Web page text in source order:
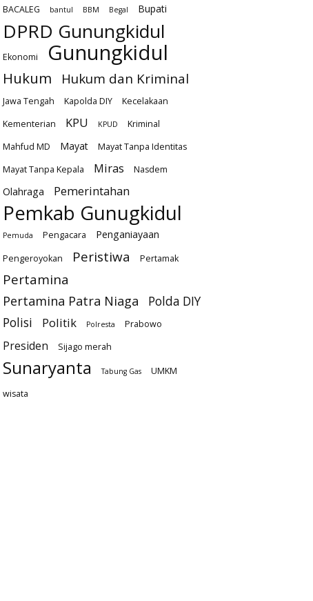
BACALEG bantul BBM Begal Bupati
DPRD Gunungkidul
Ekonomi Gunungkidul
Hukum Hukum dan Kriminal
Jawa Tengah Kapolda DIY
Kecelakaan
Kementerian
KPU KPUD
Kriminal
Mahfud MD
Mayat
Mayat Tanpa Identitas
Mayat Tanpa Kepala
Miras Nasdem
Olahraga Pemerintahan
Pemkab Gunugkidul
Pemuda Pengacara Penganiayaan
Pengeroyokan Peristiwa Pertamak
Pertamina
Pertamina Patra Niaga
Polda DIY
Polisi
Politik Polresta Prabowo
Presiden Sijago merah
Sunaryanta Tabung Gas
UMKM
wisata